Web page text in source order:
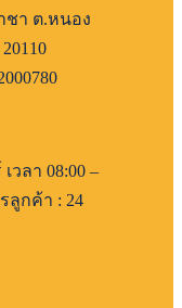
ชา ต.หนอง
วลา 08:00 –
ลูกค้า : 24